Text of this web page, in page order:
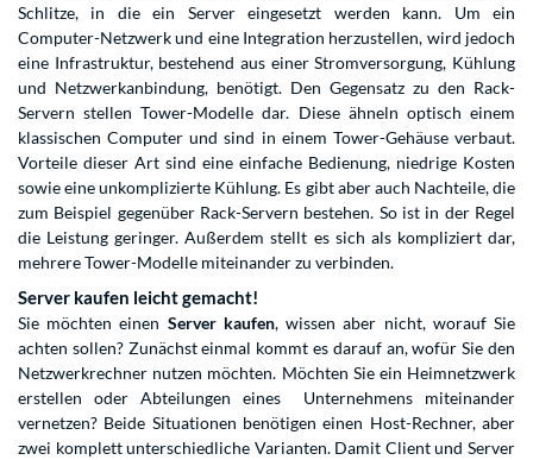
Schlitze, in die ein Server eingesetzt werden kann. Um ein
Computer-Netzwerk und eine Integration herzustellen, wird jedoch
eine Infrastruktur, bestehend aus einer Stromversorgung, Kühlung
und Netzwerkanbindung, benötigt. Den Gegensatz zu den Rack-
Servern stellen Tower-Modelle dar. Diese ähneln optisch einem
klassischen Computer und sind in einem Tower-Gehäuse verbaut.
Vorteile dieser Art sind eine einfache Bedienung, niedrige Kosten
sowie eine unkomplizierte Kühlung. Es gibt aber auch Nachteile, die
zum Beispiel gegenüber Rack-Servern bestehen. So ist in der Regel
die Leistung geringer. Außerdem stellt es sich als kompliziert dar,
mehrere Tower-Modelle miteinander zu verbinden.
Server kaufen leicht gemacht!
Sie möchten einen Server kaufen, wissen aber nicht, worauf Sie
achten sollen? Zunächst einmal kommt es darauf an, wofür Sie den
Netzwerkrechner nutzen möchten. Möchten Sie ein Heimnetzwerk
erstellen oder Abteilungen eines Unternehmens miteinander
vernetzen? Beide Situationen benötigen einen Host-Rechner, aber
zwei komplett unterschiedliche Varianten. Damit Client und Server